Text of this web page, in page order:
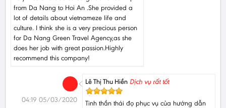
from Da Nang to Hoi An .She provided a
lot of details about vietnameze life and
culture. I think she is a very precious person
for Da Nang Green Travel Agency,as she
does her job with great passion.Highly
recommend this company!
Lê Thị Thu Hiền Dịch vụ rất tốt
Tinh thần thái đọ phục vụ của hướng dẫn
04:19 05/03/2020